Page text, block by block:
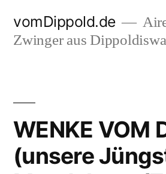
Inhalt
vomDippold.de
Zwinger aus
WENKE VOM
(unsere